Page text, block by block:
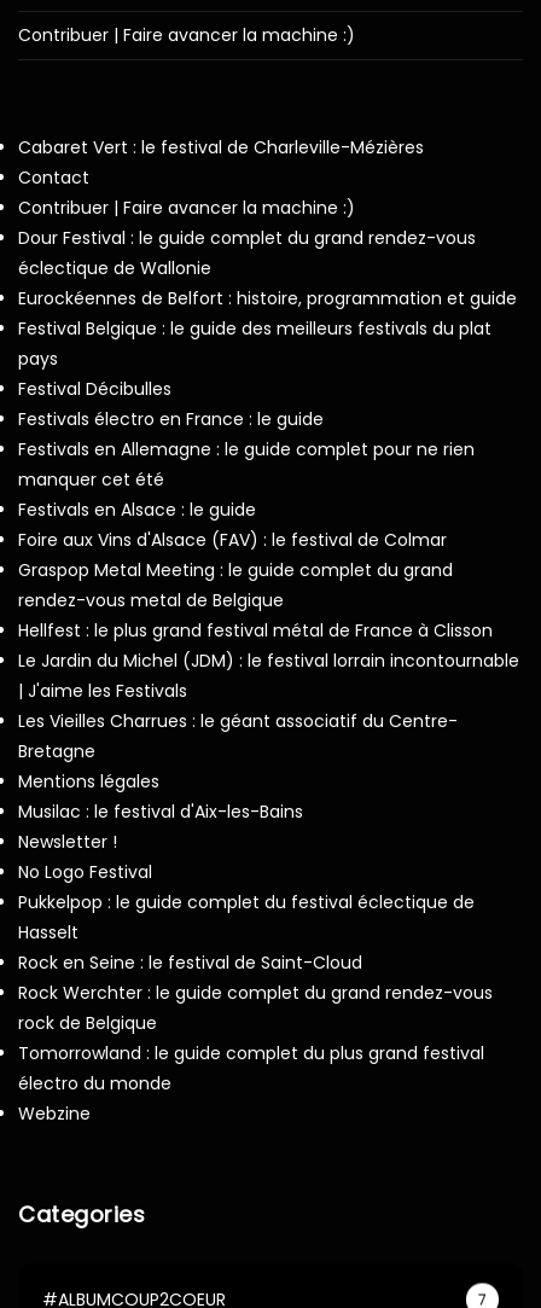
Contribuer | Faire avancer la machine :)
Cabaret Vert : le festival de Charleville-Mézières
Contact
Contribuer | Faire avancer la machine :)
Dour Festival : le guide complet du grand rendez-vous
éclectique de Wallonie
Eurockéennes de Belfort : histoire, programmation et guide
Festival Belgique : le guide des meilleurs festivals du plat
pays
Festival Décibulles
Festivals électro en France : le guide
Festivals en Allemagne : le guide complet pour ne rien
manquer cet été
Festivals en Alsace : le guide
Foire aux Vins d'Alsace (FAV) : le festival de Colmar
Graspop Metal Meeting : le guide complet du grand
rendez-vous metal de Belgique
Hellfest : le plus grand festival métal de France à Clisson
Le Jardin du Michel (JDM) : le festival lorrain incontournable
| J'aime les Festivals
Les Vieilles Charrues : le géant associatif du Centre-
Bretagne
Mentions légales
Musilac : le festival d'Aix-les-Bains
Newsletter !
No Logo Festival
Pukkelpop : le guide complet du festival éclectique de
Hasselt
Rock en Seine : le festival de Saint-Cloud
Rock Werchter : le guide complet du grand rendez-vous
rock de Belgique
Tomorrowland : le guide complet du plus grand festival
électro du monde
Webzine
Categories
#ALBUMCOUP2COEUR 7